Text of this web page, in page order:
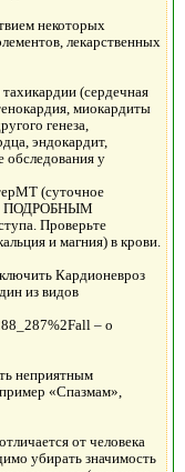
некоторых
лекарственных
(сердечная
миокардиты
генеза,
эндокардит,
обследования у
(суточное
с ПОДРОБНЫМ
Проверьте
и магния) в крови.
Кардионевроз
из видов
– о
неприятным
«Спазмам»,
от человека
убирать значимость